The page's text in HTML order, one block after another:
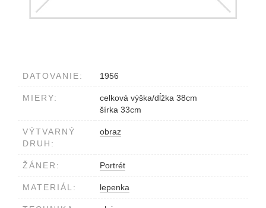
DATOVANIE: 1956
MIERY:
celková výška/dĺžka 38cm
šírka 33cm
VÝTVARNÝ
DRUH:
obraz
ŽÁNER: Portrét
MATERIÁL: lepenka